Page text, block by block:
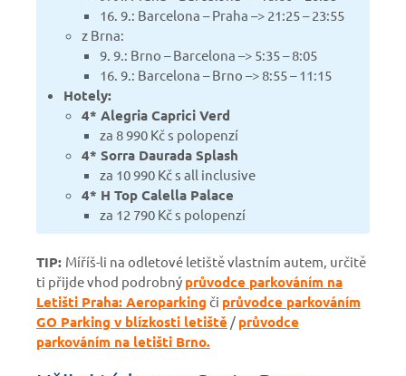
16. 9.: Barcelona – Praha –> 21:25 – 23:55
z Brna:
9. 9.: Brno – Barcelona –> 5:35 – 8:05
16. 9.: Barcelona – Brno –> 8:55 – 11:15
Hotely:
4* Alegria Caprici Verd
za 8 990 Kč s polopenzí
4* Sorra Daurada Splash
za 10 990 Kč s all inclusive
4* H Top Calella Palace
za 12 790 Kč s polopenzí
TIP: Míříš-li na odletové letiště vlastním autem, určitě
ti přijde vhod podrobný průvodce parkováním na
Letišti Praha: Aeroparking či průvodce parkováním
GO Parking v blízkosti letiště / průvodce
parkováním na letišti Brno.